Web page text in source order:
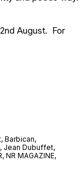
August. For
, Barbican,
, Jean Dubuffet,
, NR MAGAZINE,